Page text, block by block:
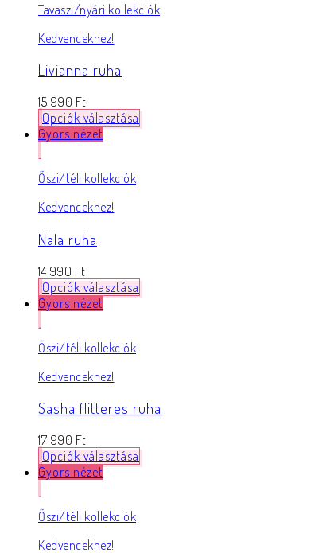
Tavaszi/nyári kollekciók
Kedvencekhez!
Livianna ruha
15 990 Ft
Opciók választása
Gyors nézet
Őszi/téli kollekciók
Kedvencekhez!
Nala ruha
14 990 Ft
Opciók választása
Gyors nézet
Őszi/téli kollekciók
Kedvencekhez!
Sasha flitteres ruha
17 990 Ft
Opciók választása
Gyors nézet
Őszi/téli kollekciók
Kedvencekhez!